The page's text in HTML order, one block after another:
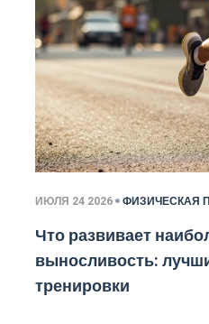
ИЮЛЯ 24 2026 ФИЗИЧЕСКАЯ
Что развивает
выносливость:
тренировки